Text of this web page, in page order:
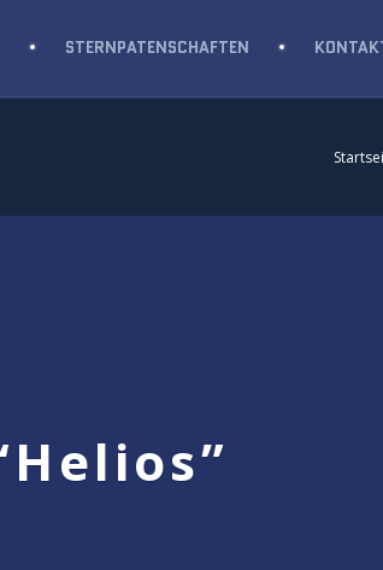
STERNPATENSCHAFTEN